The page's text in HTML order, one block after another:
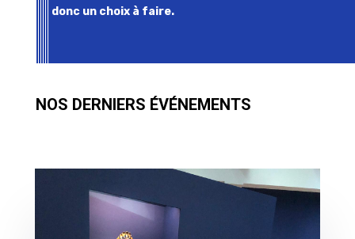
donc un choix à faire.
NOS DERNIERS ÉVÉNEMENTS